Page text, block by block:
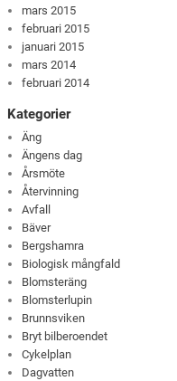
mars 2015
februari 2015
januari 2015
mars 2014
februari 2014
Kategorier
Äng
Ängens dag
Årsmöte
Återvinning
Avfall
Bäver
Bergshamra
Biologisk mångfald
Blomsteräng
Blomsterlupin
Brunnsviken
Bryt bilberoendet
Cykelplan
Dagvatten